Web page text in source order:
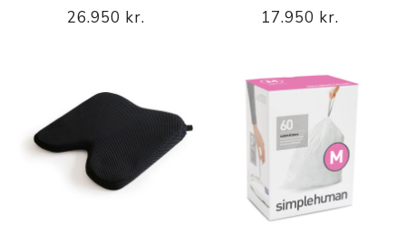
26.950 kr. 17.950 kr.